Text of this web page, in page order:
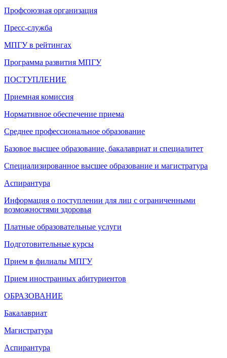
Профсоюзная организация
Пресс-служба
МПГУ в рейтингах
Программа развития МПГУ
ПОСТУПЛЕНИЕ
Приемная комиссия
Нормативное обеспечение приема
Среднее профессиональное образование
Базовое высшее образование, бакалавриат и специалитет
Специализированное высшее образование и магистратура
Аспирантура
Информация о поступлении для лиц с ограниченными
возможностями здоровья
Платные образовательные услуги
Подготовительные курсы
Прием в филиалы МПГУ
Прием иностранных абитуриентов
ОБРАЗОВАНИЕ
Бакалавриат
Магистратура
Аспирантура